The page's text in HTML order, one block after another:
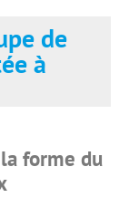
de
à
forme du